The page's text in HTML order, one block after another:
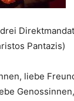
Pantazis)
liebe